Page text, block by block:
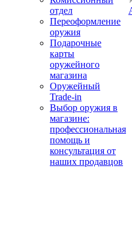
отдел
Переоформление
оружия
Подарочные
карты
оружейного
магазина
Оружейный
Trade-in
Выбор оружия в
магазине:
профессиональная
помощь и
консультация от
наших продавцов